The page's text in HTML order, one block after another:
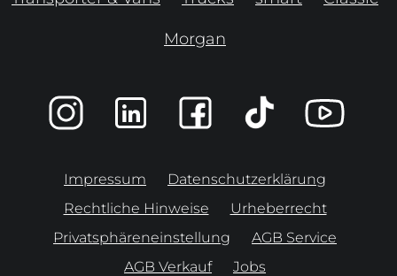
Morgan
Impressum
Datenschutzerklärung
Rechtliche Hinweise
Urheberrecht
Privatsphäreneinstellung
AGB Service
AGB Verkauf
Jobs